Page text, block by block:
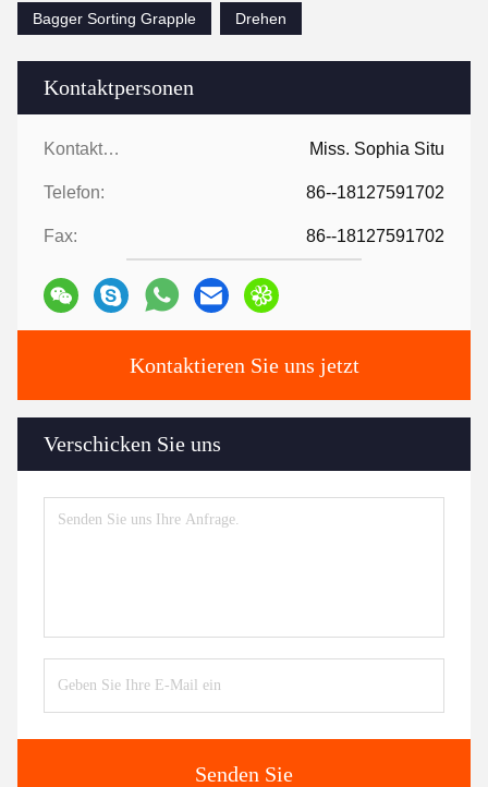
Kontaktpersonen
Kontaktpersonen: Miss. Sophia Situ
Telefon: 86--18127591702
Fax: 86--18127591702
Kontaktieren Sie uns jetzt
Verschicken Sie uns
Senden Sie
Bagger Sorting Grapple Drehen